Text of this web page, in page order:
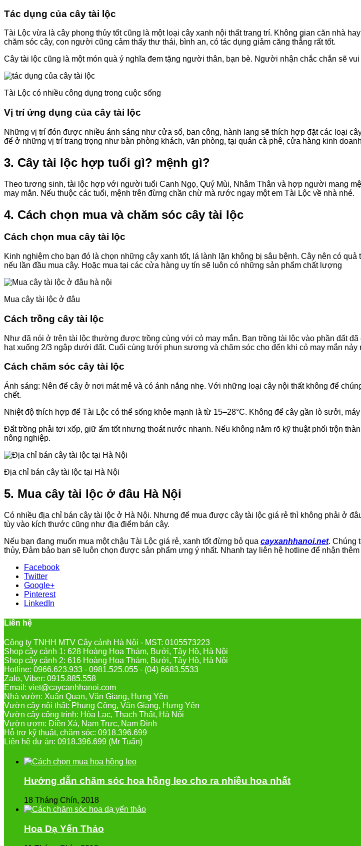
Tác dụng của cây tài lộc
Tài Lộc vừa là cây phong thủy tốt cũng là một loại cây xanh nội thất trang trí. Không gian căn nhà
chăm sóc cây, con người cũng cảm thấy thư thái, bình an, có tác dụng giảm căng thẳng rất tốt.
Cây tài lộc cũng là một món quà ý nghĩa đem tặng người thân, bạn bè. Người nhận chắc chắn sẽ
Tài Lộc có nhiều công dụng trong cuộc sống
Vị trí ứng dụng của cây tài lộc
Những vị trí đón được nhiều ánh sáng như cửa sổ, ban công, hành lang sẽ thích hợp đặt các loại
để ở những vị trí trang trọng như bàn phòng khách, văn phòng, tại quán cà phê, cửa hàng kinh
3. Cây tài lộc hợp tuổi gì? mệnh gì?
Theo tương sinh, tài lộc hợp với người tuổi Canh Ngọ, Quý Mùi, Nhâm Thân và hợp người mang
may mắn. Nếu thuộc các tuổi, mệnh trên đừng chần chừ mà rước ngay một em Tài Lộc về nhà nhé.
4. Cách chọn mua và chăm sóc cây tài lộc
Cách chọn mua cây tài lộc
Kinh nghiệm cho bạn đó là chọn những cây xanh tốt, lá lành lặn không bị sâu bệnh. Cây nên có
nếu lần đầu mua cây. Hoặc mua tại các cửa hàng uy tín sẽ luôn có những sản phẩm chất lượng
Mua cây tài lộc ở đâu
Cách trồng cây tài lộc
Như đã nói ở trên tài lộc thường được trồng cùng với cỏ may mắn. Bạn trồng tài lộc vào phần đất
hạt xuống 2/3 ngập dưới đất. Cuối cùng tưới phun sương và chăm sóc cho đến khi cỏ may mắn nảy
Cách chăm sóc cây tài lộc
Ánh sáng: Nên để cây ở nơi mát mẻ và có ánh nắng nhẹ. Với những loại cây nội thất không để
chết.
Nhiệt độ thích hợp để Tài Lộc có thể sống khỏe mạnh là từ 15–28°C. Không để cây gần lò sưởi,
Đất trồng phải tơi xốp, giữ ẩm tốt nhưng thoát nước nhanh. Nếu không nắm rõ kỹ thuật phối trộn
nông nghiệp.
Địa chỉ bán cây tài lộc tại Hà Nội
5. Mua cây tài lộc ở đâu Hà Nội
Có nhiều địa chỉ bán cây tài lộc ở Hà Nội. Nhưng để mua được cây tài lộc giá rẻ thì không phải ở
tùy vào kích thước cũng như địa điểm bán cây.
Nếu bạn đang muốn mua một chậu Tài Lộc giá rẻ, xanh tốt đừng bỏ qua cayxanhhanoi.net. Chúng
thủy, Đảm bảo bạn sẽ luôn chọn được sản phẩm ưng ý nhất. Nhanh tay liên hệ hotline để nhận
Facebook
Twitter
Google+
Pinterest
LinkedIn
Liên hệ
Công ty TNHH MTV Cây cảnh Hà Nội - MST: 0105573223
Shop cây cảnh 1: 628 Hoàng Hoa Thám, Bưởi, Tây Hồ, Hà Nội
Shop cây cảnh 2: 616 Hoàng Hoa Thám, Bưởi, Tây Hồ, Hà Nội
Hotline: 0966.623.933 - 0981.525.055 - (04) 6683.5533
Zalo, Viber: 0915.885.558
Email: viet@caycanhhanoi.com
Nhà vườn: Xuân Quan, Văn Giang, Hưng Yên
Vườn cây nội thất: Phụng Công, Văn Giang, Hưng Yên
Vườn cây công trình: Hòa Lạc, Thạch Thất, Hà Nội
Vườn ươm: Điền Xá, Nam Trực, Nam Định
Hỗ trợ kỹ thuật, chăm sóc: 0918.396.699
Liên hệ dự án: 0918.396.699 (Mr Tuấn)
Hướng dẫn chăm sóc hoa hồng leo cho ra nhiều hoa nhất
18 Tháng Chín, 2018
Hoa Dạ Yến Thảo